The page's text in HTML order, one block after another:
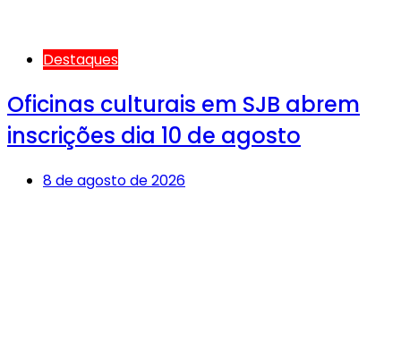
Destaques
Oficinas culturais em SJB abrem
inscrições dia 10 de agosto
8 de agosto de 2026